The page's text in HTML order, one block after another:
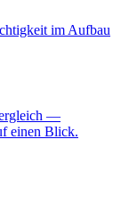
im Aufbau
—
einen Blick.